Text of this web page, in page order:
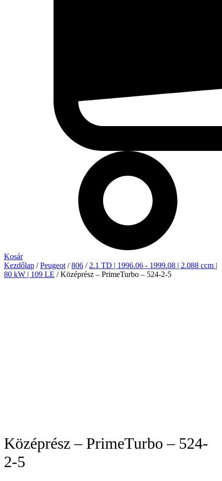
Kosár
Kezdőlap /Peugeot /806 / 2.1 TD | 1996.06 - 1999.08 | 2.088 ccm |
80 kW | 109 LE / Középrész – PrimeTurbo – 524-2-5
Középrész – PrimeTurbo – 524-
2-5